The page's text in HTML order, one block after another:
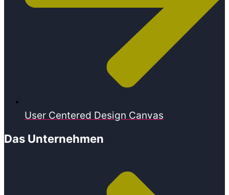
User Centered Design Canvas
Das Unternehmen